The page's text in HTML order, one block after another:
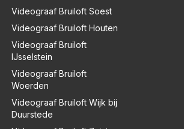
Videograaf Bruiloft Soest
Videograaf Bruiloft Houten
Videograaf Bruiloft
IJsselstein
Videograaf Bruiloft
Woerden
Videograaf Bruiloft Wijk bij
Duurstede